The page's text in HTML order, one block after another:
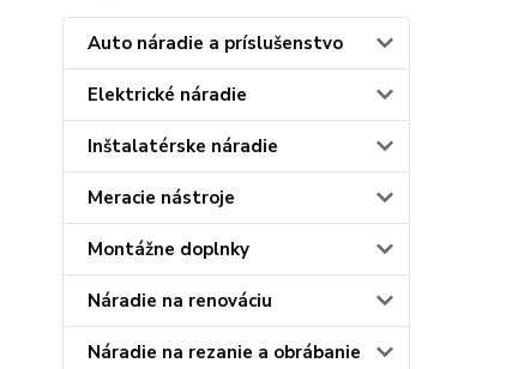
Auto náradie a príslušenstvo
Elektrické náradie
Inštalatérske náradie
Meracie nástroje
Montážne doplnky
Náradie na renováciu
Náradie na rezanie a obrábanie